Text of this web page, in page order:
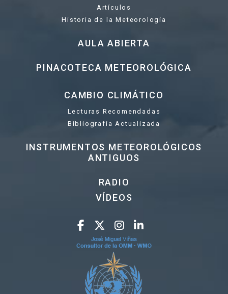
Artículos
Historia de la Meteorología
AULA ABIERTA
PINACOTECA METEOROLÓGICA
CAMBIO CLIMÁTICO
Lecturas Recomendadas
Bibliografía Actualizada
INSTRUMENTOS METEOROLÓGICOS
ANTIGUOS
RADIO
VÍDEOS